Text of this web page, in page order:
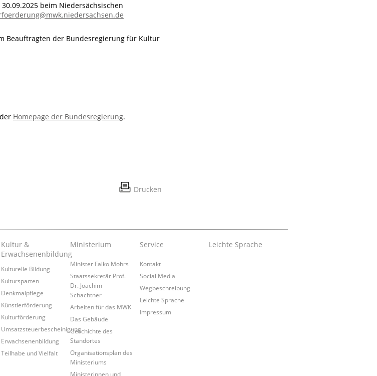
beim Niedersächsischen
Beauftragten der Bundesregierung für Kultur
Homepage der Bundesregierung.
Drucken
Kultur &
Erwachsenenbildung
Kulturelle Bildung
Kultursparten
Denkmalpflege
Künstlerförderung
Kulturförderung
Umsatzsteuerbescheinigung
Erwachsenenbildung
Teilhabe und Vielfalt
Ministerium
Minister Falko Mohrs
Staatssekretär Prof.
Dr. Joachim
Schachtner
Arbeiten für das MWK
Das Gebäude
Geschichte des
Standortes
Organisationsplan des
Ministeriums
Ministerinnen und
Service
Kontakt
Social Media
Wegbeschreibung
Leichte Sprache
Impressum
Leichte Sprache